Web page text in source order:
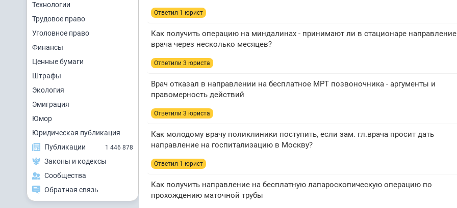
Технологии
Трудовое право
Уголовное право
Финансы
Ценные бумаги
Штрафы
Экология
Эмиграция
Юмор
Юридическая публикация
Публикации
1 446 878
Законы и кодексы
Сообщества
Обратная связь
Ответил 1 юрист
Как получить операцию на миндалинах - принимают ли в стационаре
врача через несколько месяцев?
Ответили 3 юристa
Врач отказал в направлении на бесплатное МРТ позвоночника - аргументы и
правомерность действий
Ответили 3 юристa
Как молодому врачу поликлиники поступить, если зам. гл.врача просит дать
направление на госпитализацию в Москву?
Ответил 1 юрист
Как получить направление на бесплатную лапароскопическую операцию по
прохождению маточной трубы